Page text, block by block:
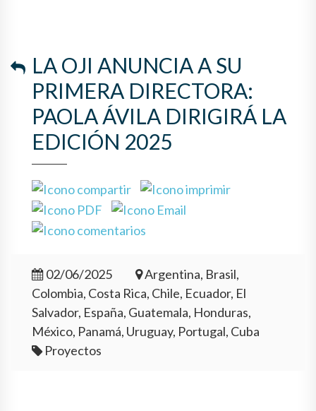
LA OJI ANUNCIA A SU
PRIMERA DIRECTORA:
PAOLA ÁVILA DIRIGIRÁ LA
EDICIÓN 2025
02/06/2025
Argentina, Brasil,
Colombia, Costa Rica, Chile, Ecuador, El
Salvador, España, Guatemala, Honduras,
México, Panamá, Uruguay, Portugal, Cuba
Proyectos